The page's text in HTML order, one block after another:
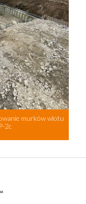
murków wlotu
2c